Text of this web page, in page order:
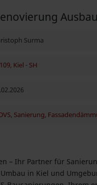
Surma
Kiel - SH
, Sanierung,
– Ihr Partner für
in Kiel und